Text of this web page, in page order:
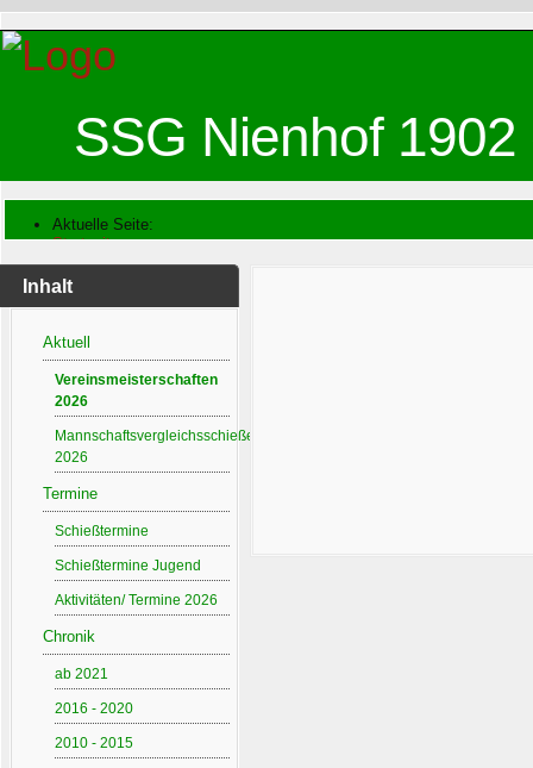
SSG Nienhof 1902
Aktuelle Seite:
Startseite
Vereinsmeisterschaften 2026
Inhalt
Aktuell
Vereinsmeisterschaften
2026
Mannschaftsvergleichsschießen
2026
Termine
Schießtermine
Schießtermine Jugend
Aktivitäten/ Termine 2026
Chronik
ab 2021
2016 - 2020
2010 - 2015